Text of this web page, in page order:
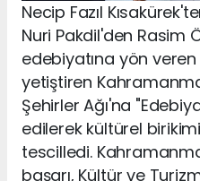
Necip Fazıl
Nuri Pakdil'den Rasim
edebiyatına yön
yetiştiren
Şehirler Ağı'na
edilerek kültürel
tescilledi.
başarı, Kültür ve